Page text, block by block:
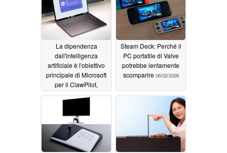
La dipendenza
dall'intelligenza
artificiale è l'obiettivo
principale di Microsoft
per il ClawPilot,
Steam Deck: Perché il
PC portatile di Valve
potrebbe lentamente
scomparire 06/02/2026